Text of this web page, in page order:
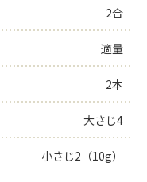
2合
適量
2本
大さじ4
小さじ2（10g）